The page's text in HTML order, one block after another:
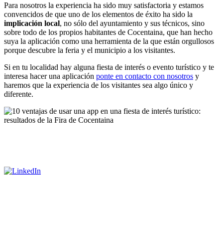
Para nosotros la experiencia ha sido muy satisfactoria y estamos
convencidos de que uno de los elementos de éxito ha sido la
implicación local, no sólo del ayuntamiento y sus técnicos, sino
sobre todo de los propios habitantes de Cocentaina, que han hecho
suya la aplicación como una herramienta de la que están orgullosos
porque descubre la feria y el municipio a los visitantes.
Si en tu localidad hay alguna fiesta de interés o evento turístico y te
interesa hacer una aplicación ponte en contacto con nosotros y
haremos que la experiencia de los visitantes sea algo único y
diferente.